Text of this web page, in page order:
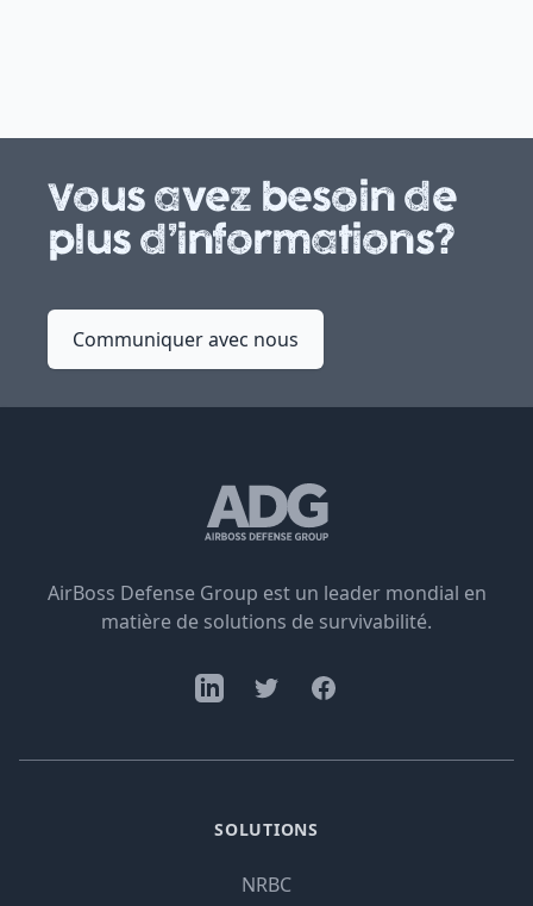
Vous avez besoin de
plus d’informations?
Communiquer avec nous
AirBoss Defense Group est un leader mondial en
matière de solutions de survivabilité.
SOLUTIONS
NRBC